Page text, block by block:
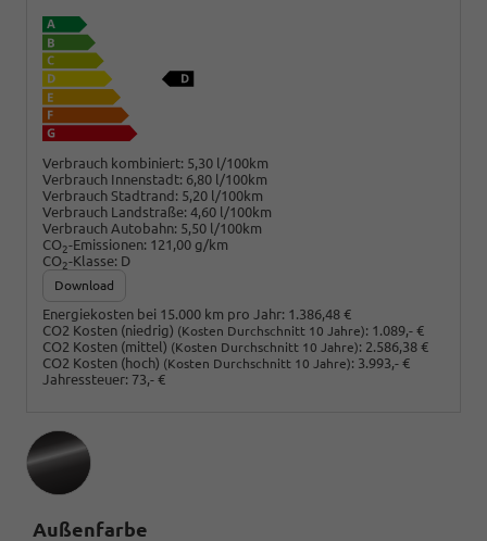
Verbrauch kombiniert: 5,30 l/100km
Verbrauch Innenstadt: 6,80 l/100km
Verbrauch Stadtrand: 5,20 l/100km
Verbrauch Landstraße: 4,60 l/100km
Verbrauch Autobahn: 5,50 l/100km
CO2-Emissionen: 121,00 g/km
CO2-Klasse: D
Download
Energiekosten bei 15.000 km pro Jahr: 1.386,48 €
CO2 Kosten (niedrig) (Kosten Durchschnitt 10 Jahre): 1.089,- €
CO2 Kosten (mittel) (Kosten Durchschnitt 10 Jahre): 2.586,38 €
CO2 Kosten (hoch) (Kosten Durchschnitt 10 Jahre): 3.993,- €
Jahressteuer: 73,- €
Außenfarbe